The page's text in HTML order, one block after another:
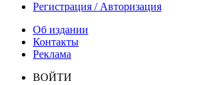
Регистрация / Авторизация
Об издании
Контакты
Реклама
ВОЙТИ